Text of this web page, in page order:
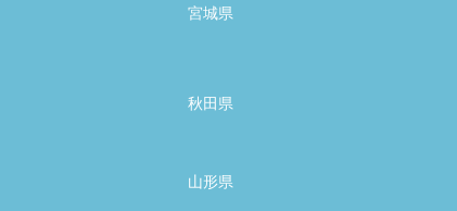
宮城県
秋田県
山形県